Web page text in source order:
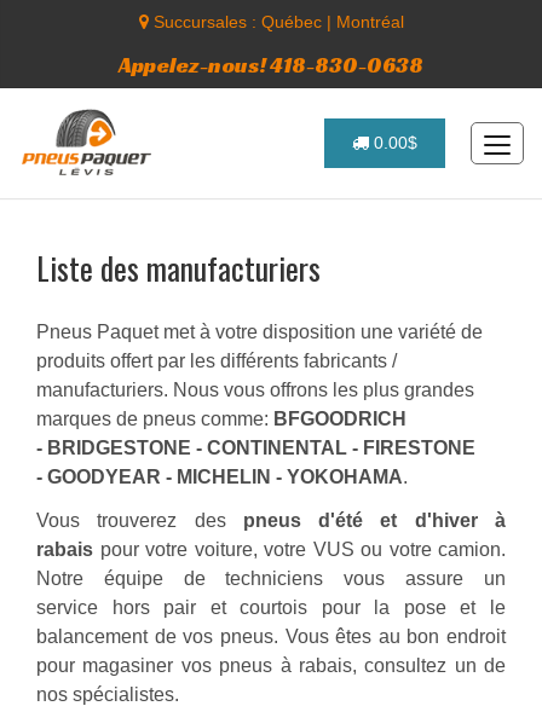
Succursales : Québec| Montréal
Appelez-nous! 418-830-0638
0.00$
Liste des manufacturiers
Pneus Paquet met à votre disposition une variété de
produits offert par les différents fabricants /
manufacturiers. Nous vous offrons les plus grandes
marques de pneus comme: BFGOODRICH
- BRIDGESTONE - CONTINENTAL - FIRESTONE
- GOODYEAR - MICHELIN - YOKOHAMA.
Vous trouverez des pneus d'été et d'hiver à
rabais pour votre voiture, votre VUS ou votre camion.
Notre équipe de techniciens vous assure un
service hors pair et courtois pour la pose et le
balancement de vos pneus. Vous êtes au bon endroit
pour magasiner vos pneus à rabais, consultez un de
nos spécialistes.